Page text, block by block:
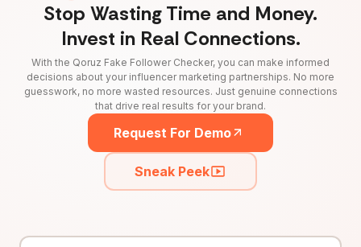
Stop Wasting Time and Money.
Invest in Real Connections.
With the Qoruz Fake Follower Checker, you can make informed
decisions about your influencer marketing partnerships. No more
guesswork, no more wasted resources. Just genuine connections
that drive real results for your brand.
Request For Demo
Sneak Peek